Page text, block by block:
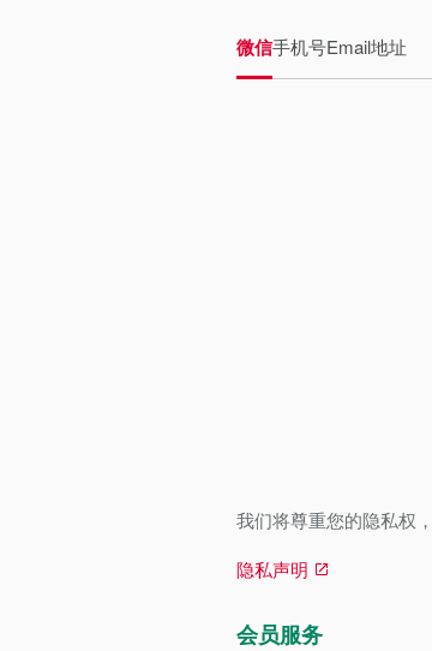
微信手机号Email地址
我们将尊重您的隐私权
隐私声明
会员服务